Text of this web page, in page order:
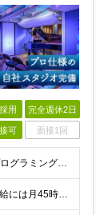
用 完全週休2日
可 面接1回
【エンジニア経験を活かしてAI領域に挑戦したい方、大歓迎！】 ◆AI、IT、DX、プログラミング等を学んだ経験がある方 ◆学歴不問 ＼こんな方にぴったりです／ ◆自分のアイディアで業務を改善し、仲間
月給30万円～ ※試用期間6ヶ月あり。期間中の給与・待遇の差異はありません ※月給には月45時間分の固定残業代（月7万8,000円～）を含みます ※超過分は別途支給します